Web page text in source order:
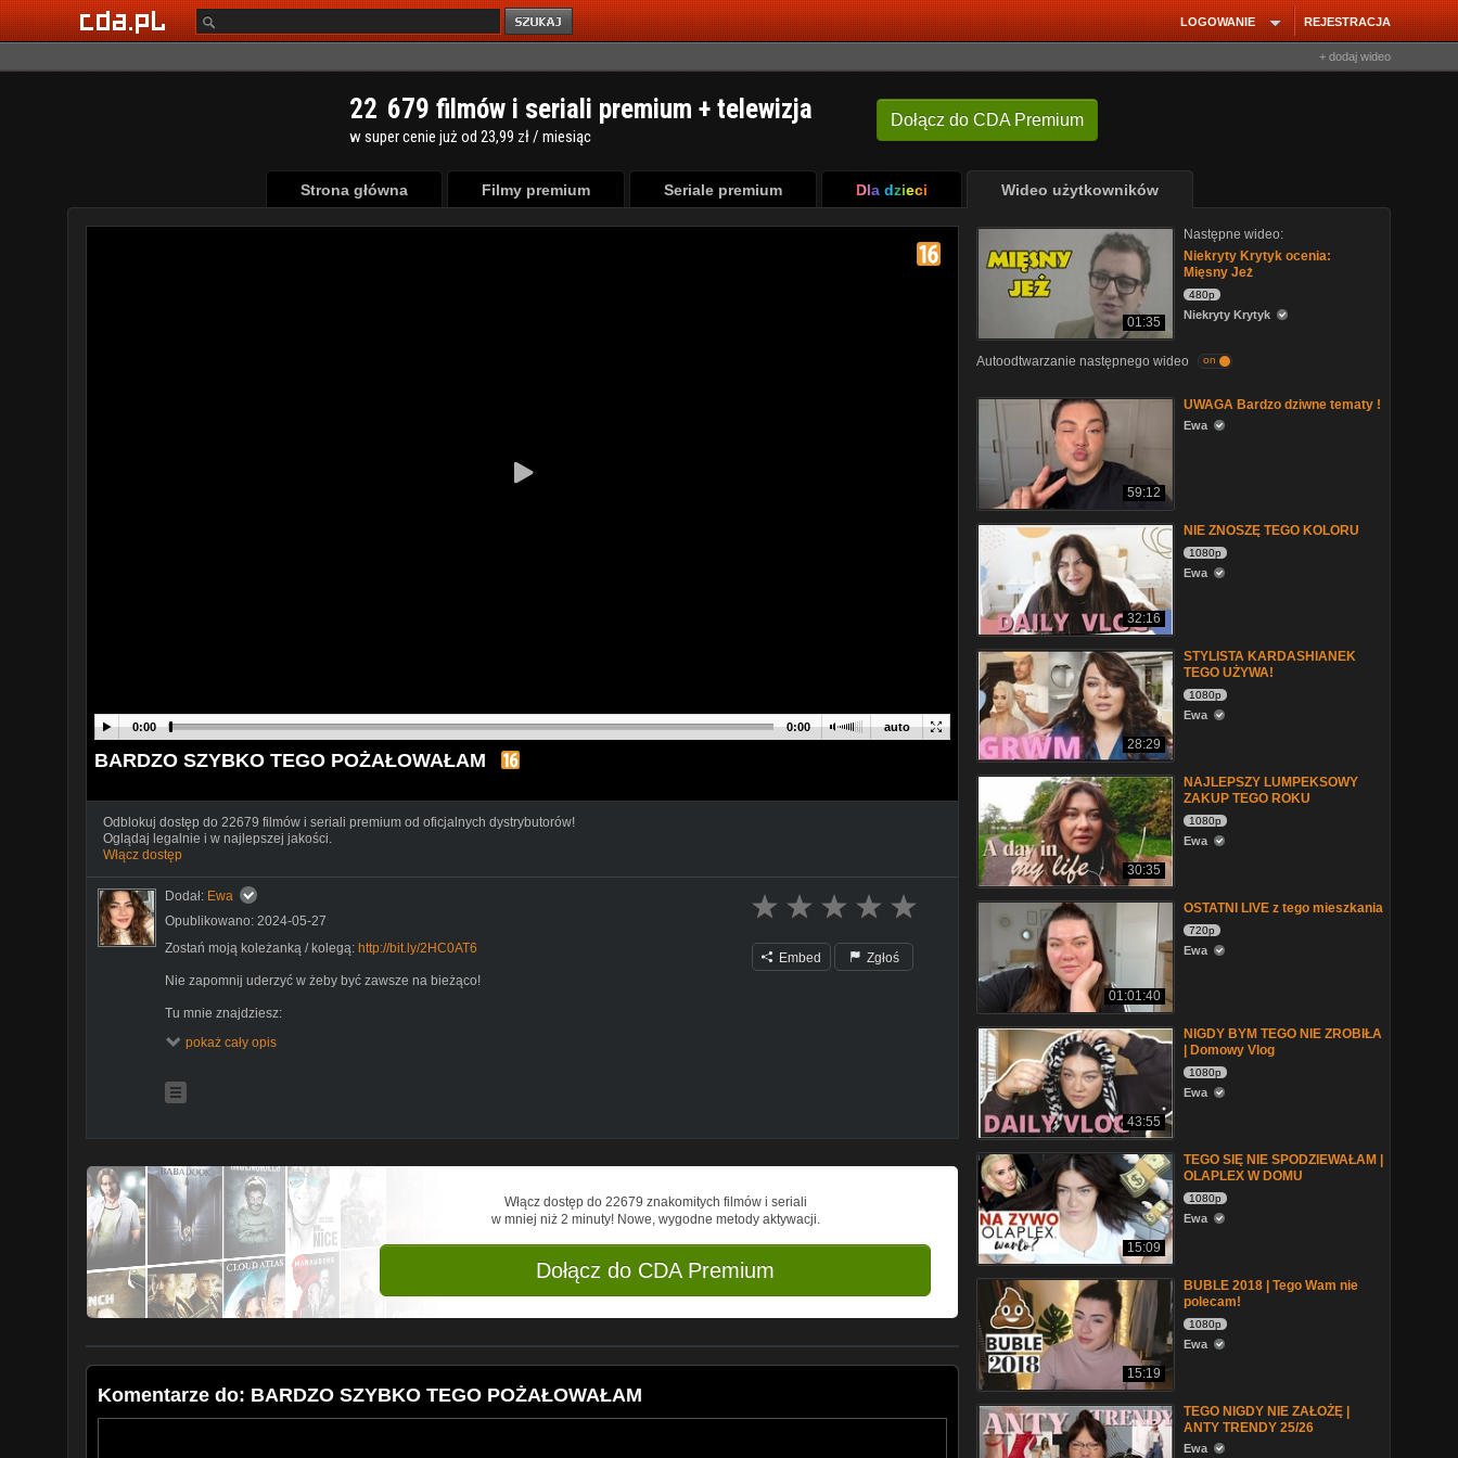
REJESTRACJA
LOGOWANIE
+ dodaj wideo
Dołącz do CDA Premium
22 679 filmów i seriali premium + telewizja
w super cenie już od 23,99 zł / miesiąc
Strona główna Filmy premium Seriale premium Dla dzieci Wideo użytkowników
auto
0:00 0:00
BARDZO SZYBKO TEGO POŻAŁOWAŁAM
Odblokuj dostęp do 22679 filmów i seriali premium od oficjalnych dystrybutorów!
Oglądaj legalnie i w najlepszej jakości.
Włącz dostęp
Dodał: Ewa
Opublikowano: 2024-05-27
Zostań moją koleżanką / kolegą: http://bit.ly/2HC0AT6
Nie zapomnij uderzyć w żeby być zawsze na bieżąco!
Tu mnie znajdziesz:
Instagram Ewa:http://bit.ly/2AulexQ
Współpraca:
pokaż cały opis
Embed Zgłoś
Włącz dostęp do 22679 znakomitych filmów i seriali
w mniej niż 2 minuty! Nowe, wygodne metody aktywacji.
Dołącz do CDA Premium
Komentarze do: BARDZO SZYBKO TEGO POŻAŁOWAŁAM
01:35
Następne wideo:
Niekryty Krytyk ocenia:
Mięsny Jeż
480p
Niekryty Krytyk
Autoodtwarzanie następnego wideo on
59:12
UWAGA Bardzo dziwne tematy !
Ewa
32:16
NIE ZNOSZĘ TEGO KOLORU
1080p
Ewa
28:29
STYLISTA KARDASHIANEK
TEGO UŻYWA!
1080p
Ewa
30:35
NAJLEPSZY LUMPEKSOWY
ZAKUP TEGO ROKU
1080p
Ewa
01:01:40
OSTATNI LIVE z tego mieszkania
720p
Ewa
43:55
NIGDY BYM TEGO NIE ZROBIŁA
| Domowy Vlog
1080p
Ewa
15:09
TEGO SIĘ NIE SPODZIEWAŁAM |
OLAPLEX W DOMU
1080p
Ewa
15:19
BUBLE 2018 | Tego Wam nie
polecam!
1080p
Ewa
TEGO NIGDY NIE ZAŁOŻĘ |
ANTY TRENDY 25/26
Ewa